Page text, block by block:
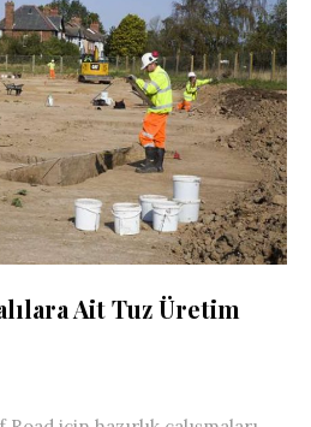
Ait Tuz Üretim